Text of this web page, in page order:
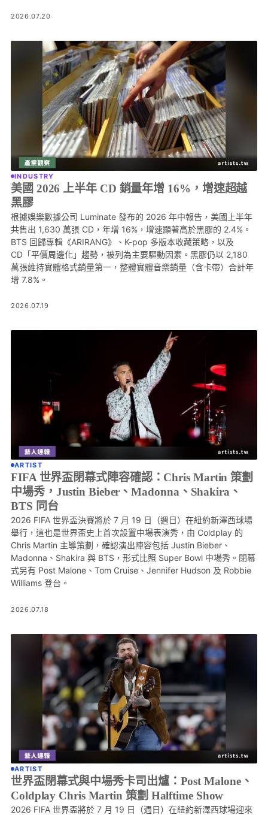
2026.07.20
INDUSTRY
美國 2026 上半年 CD 銷量年增 16%，增速超越
黑膠
根據娛樂數據公司 Luminate 發布的 2026 年中報告，美國上半年
共售出 1,630 萬張 CD，年增 16%，增速顯著高於黑膠的 2.4%。
BTS 回歸專輯《ARIRANG》、K-pop 多版本收藏策略，以及
CD「平價周邊化」趨勢，被列為主要驅動因素。黑膠仍以 2,180
萬張維持實體格式銷量第一，整體實體音樂銷量（含卡帶）合計年
增 7.8%。
2026.07.19
ARTIST
FIFA 世界盃閉幕式陣容確認：Chris Martin 策劃
中場秀，Justin Bieber、Madonna、Shakira、
BTS 同台
2026 FIFA 世界盃決賽將於 7 月 19 日（週日）在紐約新澤西球場
舉行，這也是世界盃史上首次設置中場表演秀，由 Coldplay 的
Chris Martin 主導策劃，確認演出陣容包括 Justin Bieber、
Madonna、Shakira 與 BTS，形式比照 Super Bowl 中場秀。閉幕
式另有 Post Malone、Tom Cruise、Jennifer Hudson 及 Robbie
Williams 登台。
2026.07.18
ARTIST
世界盃閉幕式與中場秀卡司出爐：Post Malone、
Coldplay Chris Martin 策劃 Halftime Show
2026 FIFA 世界盃將於 7 月 19 日（週日）在紐約新澤西球場迎來